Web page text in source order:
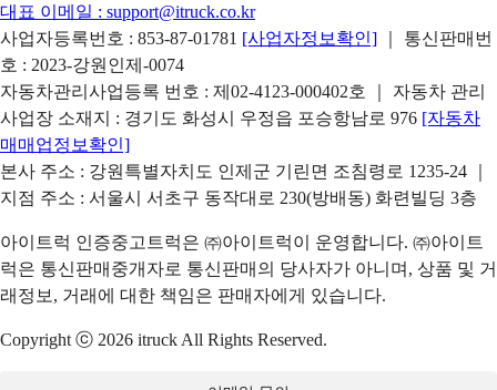
대표 이메일 : support@itruck.co.kr
사업자등록번호 : 853-87-01781 [사업자정보확인]
｜ 통신판매번
호 : 2023-강원인제-0074
자동차관리사업등록 번호 : 제02-4123-000402호 ｜ 자동차 관리
사업장 소재지 : 경기도 화성시 우정읍 포승항남로 976 [자동차
매매업정보확인]
본사 주소 : 강원특별자치도 인제군 기린면 조침령로 1235-24 ｜
지점 주소 : 서울시 서초구 동작대로 230(방배동) 화련빌딩 3층
아이트럭 인증중고트럭은 ㈜아이트럭이 운영합니다. ㈜아이트
럭은 통신판매중개자로 통신판매의 당사자가 아니며, 상품 및 거
래정보, 거래에 대한 책임은 판매자에게 있습니다.
Copyright ⓒ 2026 itruck All Rights Reserved.